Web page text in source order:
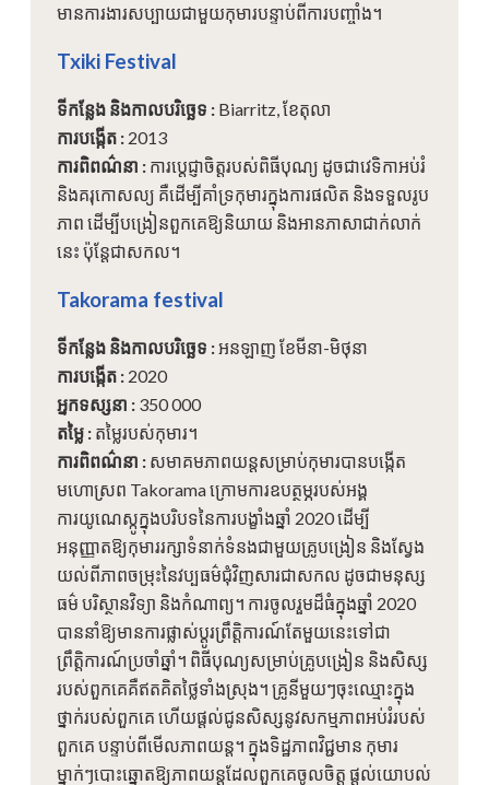
មានការងារសប្បាយជាមួយកុមារបន្ទាប់ពីការបញ្ចាំង។
Txiki Festival
ទីកន្លែង និងកាលបរិច្ឆេទ : Biarritz, ខែតុលា
ការបង្កើត : 2013
ការពិពណ៌នា : ការប្តេជ្ញាចិត្តរបស់ពិធីបុណ្យ ដូចជាវេទិកាអប់រំ
និងគរុកោសល្យ គឺដើម្បីគាំទ្រកុមារក្នុងការផលិត និងទទួលរូប
ភាព ដើម្បីបង្រៀនពួកគេឱ្យនិយាយ និងអានភាសាជាក់លាក់
នេះ ប៉ុន្តែជាសកល។
Takorama festival
ទីកន្លែង និងកាលបរិច្ឆេទ :អនឡាញ ខែមីនា-មិថុនា
ការបង្កើត : 2020
អ្នកទស្សនា : 350 000
តម្លៃ : តម្លៃរបស់កុមារ។
ការពិពណ៌នា : សមាគមភាពយន្តសម្រាប់កុមារបានបង្កើត
មហោស្រព Takorama ក្រោមការឧបត្ថម្ភរបស់អង្គ
ការយូណេស្កូក្នុងបរិបទនៃការបង្ខាំងឆ្នាំ 2020 ដើម្បី
អនុញ្ញាតឱ្យកុមាររក្សាទំនាក់ទំនងជាមួយគ្រូបង្រៀន និងស្វែង
យល់ពីភាពចម្រុះនៃវប្បធម៌ជុំវិញសារជាសកល ដូចជាមនុស្ស
ធម៌ បរិស្ថានវិទ្យា និងកំណាព្យ។ ការចូលរួមដ៏ធំក្នុងឆ្នាំ 2020
បាននាំឱ្យមានការផ្លាស់ប្តូរព្រឹត្តិការណ៍តែមួយនេះទៅជា
ព្រឹត្តិការណ៍ប្រចាំឆ្នាំ។ ពិធីបុណ្យសម្រាប់គ្រូបង្រៀន និងសិស្ស
របស់ពួកគេគឺឥតគិតថ្លៃទាំងស្រុង។ គ្រូនីមួយៗចុះឈ្មោះក្នុង
ថ្នាក់របស់ពួកគេ ហើយផ្តល់ជូនសិស្សនូវសកម្មភាពអប់រំរបស់
ពួកគេ បន្ទាប់ពីមើលភាពយន្ត។ ក្នុងទិដ្ឋភាពវិជ្ជមាន កុមារ
ម្នាក់ៗបោះឆ្នោតឱ្យភាពយន្តដែលពួកគេចូលចិត្ត ផ្តល់យោបល់